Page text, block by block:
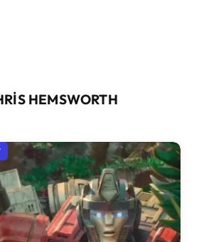
HEMSWORTH